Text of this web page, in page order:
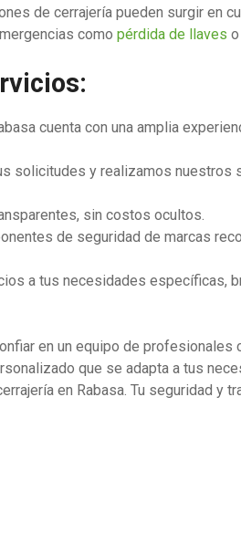
de cerrajería pueden surgir en
como pérdida de llaves
cuenta con una amplia
solicitudes y realizamos
sin costos ocultos.
de seguridad de marcas
a tus necesidades específicas,
en un equipo de
que se adapta a tus
en Rabasa. Tu seguridad y